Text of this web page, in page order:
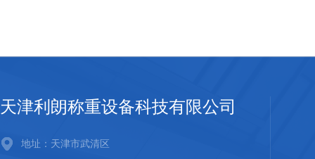
天津利朗称重设备科技有限公司
地址：天津市武清区